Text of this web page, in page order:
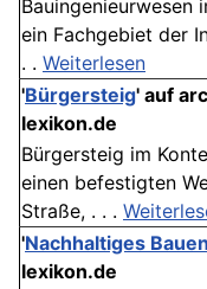
Bauingenieurwesen
ein Fachgebiet der
. . Weiterlesen
'Bürgersteig' auf
lexikon.de
Bürgersteig im
einen befestigten
Straße, . . .
'Nachhaltiges Bauen
lexikon.de